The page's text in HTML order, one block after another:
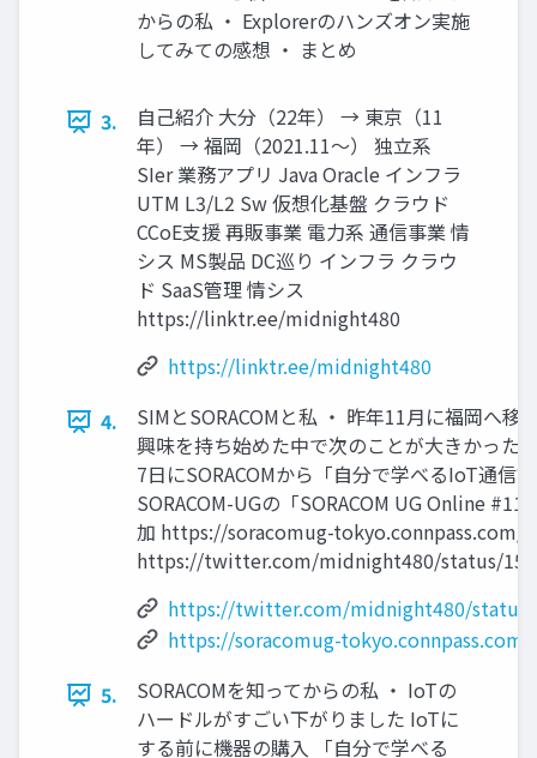
からの私 ・ Explorerのハンズオン実施
してみての感想 ・ まとめ
3.
自己紹介 大分（22年） → 東京（11
年） → 福岡（2021.11～） 独立系
SIer 業務アプリ Java Oracle インフラ
UTM L3/L2 Sw 仮想化基盤 クラウド
CCoE支援 再販事業 電力系 通信事業 情
シス MS製品 DC巡り インフラ クラウ
ド SaaS管理 情シス
https://linktr.ee/midnight480
https://linktr.ee/midnight480
4.
SIMとSORACOMと私 ・ 昨年11月に福岡へ移
興味を持ち始めた中で次のことが大きかった
7日にSORACOMから「自分で学べるIoT通信
SORACOM-UGの「SORACOM UG Online
加 https://soracomug-tokyo.connpass.com/
https://twitter.com/midnight480/status/
https://twitter.com/midnight480/status/
https://soracomug-
5.
SORACOMを知ってからの私 ・ IoTの
ハードルがすごい下がりました IoTに
する前に機器の購入 「自分で学べる